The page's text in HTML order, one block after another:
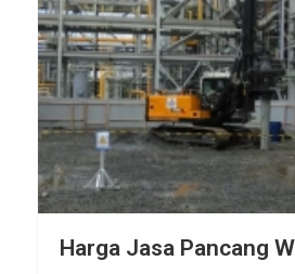
Harga Jasa Pancang